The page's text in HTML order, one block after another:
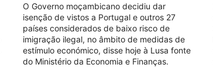
O Governo moçambicano decidiu dar
isenção de vistos a Portugal e outros 27
países considerados de baixo risco de
imigração ilegal, no âmbito de medidas de
estímulo económico, disse hoje à Lusa fonte
do Ministério da Economia e Finanças.